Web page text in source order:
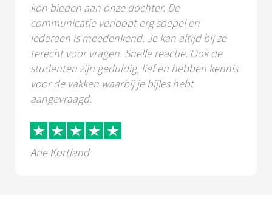
kon bieden aan onze dochter. De
communicatie verloopt erg soepel en
iedereen is meedenkend. Je kan altijd bij ze
terecht voor vragen. Snelle reactie. Ook de
studenten zijn geduldig, lief en hebben kennis
voor de vakken waarbij je bijles hebt
aangevraagd.
Arie Kortland